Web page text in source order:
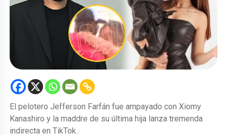
El pelotero Jefferson Farfán fue ampayado con Xiomy
Kanashiro y la maddre de su última hija lanza tremenda
indirecta en TikTok.